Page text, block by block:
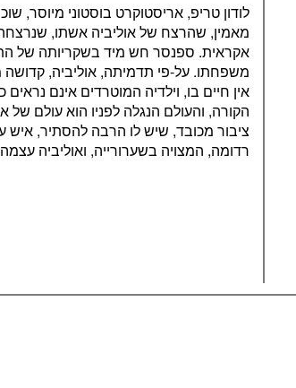
לודון טריפ, אריסטוקרט בוסטוני מיוסר,
מאמין, שהרצח של אוליביה אשתו,
אקראית. ספנסר חש מיד בשקריותה של
משפחתו. על-פי תדמיתה, אוליביה, קדושה
אין חיים בו, וילדיה המוטרדים אינם
הקורה, והעולם הנגלה לפניו הוא עולם של
ציבור מכובד, שיש לו הרבה להסתיר, איש
רדומה, המצויה בשערורייה, ואוליביה